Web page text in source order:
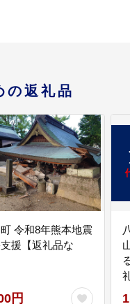
の返礼品
令和8年熊本地震
援【返礼品な
円